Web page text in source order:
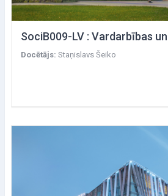
Docētājs: Staņislavs Šeiko